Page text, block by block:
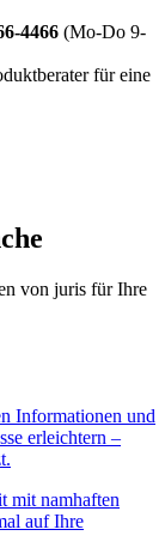
4466 (Mo-Do 9-
für eine
von juris für Ihre
Informationen und
erleichtern –
mit namhaften
auf Ihre